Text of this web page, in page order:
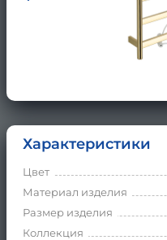
Характеристики
Цвет
Материал изделия
Размер изделия
Коллекция